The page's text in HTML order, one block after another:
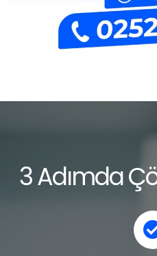
3 Adımda